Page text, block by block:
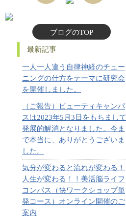
ブログのTOP
最新記事
一人一人違う自律神経のチュー
ニングの仕方をテーマに研究会
を開催しました。
（ご報告）ビューティキャンパ
スは2023年5月3日をもちまして
発展的解消となりました。今ま
で本当に、ありがとうございま
した。
気分が変わると流れが変わる！
人生が変わる！！美活脳ライフ
コンパス（快ワークショップ単
発コース）オンライン開催のご
案内